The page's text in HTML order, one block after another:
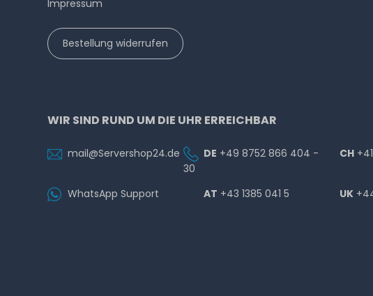
Impressum
Bestellung widerrufen
WIR SIND RUND UM DIE UHR ERREICHBAR
mail@Servershop24.de DE +49 8752 866 404 -
30
CH
WhatsApp Support AT +43 1385 041 5 UK